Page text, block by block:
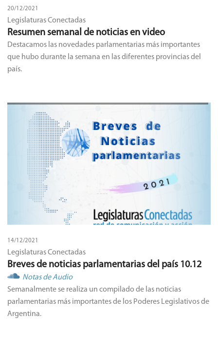
20/12/2021
Legislaturas Conectadas
Resumen semanal de noticias en video
Destacamos las novedades parlamentarias más importantes
que hubo durante la semana en las diferentes provincias del
país.
14/12/2021
Legislaturas Conectadas
Breves de noticias parlamentarias del país 10.12
Notas de Audio
Semanalmente se realiza un compilado de las noticias
parlamentarias más importantes de los Poderes Legislativos de
Argentina.